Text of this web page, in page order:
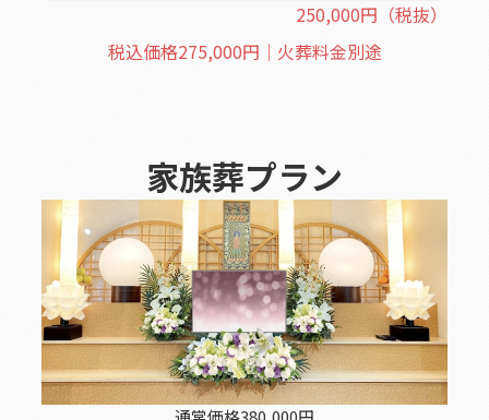
250,000円 （税抜）
税込価格275,000円｜火葬料金別途
家族葬プラン